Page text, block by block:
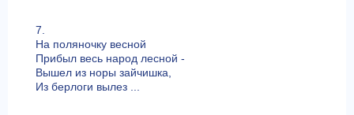
7.
На поляночку весной
Прибыл весь народ лесной -
Вышел из норы зайчишка,
Из берлоги вылез ...